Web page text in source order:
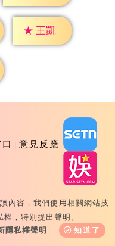
★ 王凱
意見反應
All Rights
內湖區舊宗路一段159
內容，我們使用相關網站技
，特別提出聲明。
隱私權聲明
知道了